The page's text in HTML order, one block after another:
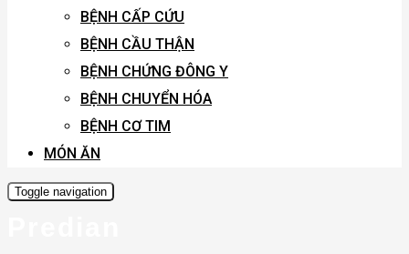
BỆNH CẤP CỨU
BỆNH CẦU THẬN
BỆNH CHỨNG ĐÔNG Y
BỆNH CHUYỂN HÓA
BỆNH CƠ TIM
MÓN ĂN
Toggle navigation